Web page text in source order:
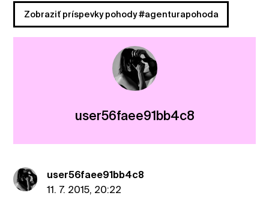
Zobraziť príspevky pohody #agenturapohoda
user56faee91bb4c8
user56faee91bb4c8
11. 7. 2015, 20:22